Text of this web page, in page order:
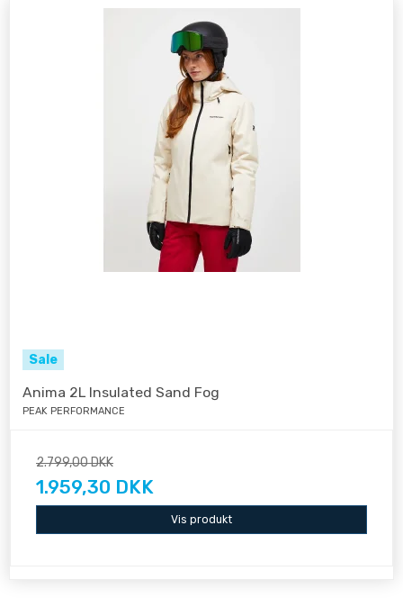
Sale
Anima 2L Insulated Sand Fog
PEAK PERFORMANCE
2.799,00 DKK
1.959,30 DKK
Vis produkt